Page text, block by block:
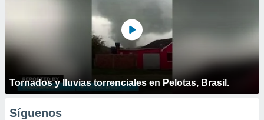
Tornados y lluvias torrenciales en Pelotas, Brasil.
Síguenos